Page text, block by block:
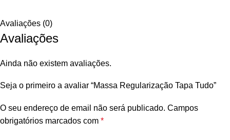
Avaliações (0)
Avaliações
Ainda não existem avaliações.
Seja o primeiro a avaliar “Massa Regularização Tapa Tudo”
O seu endereço de email não será publicado. Campos
obrigatórios marcados com *